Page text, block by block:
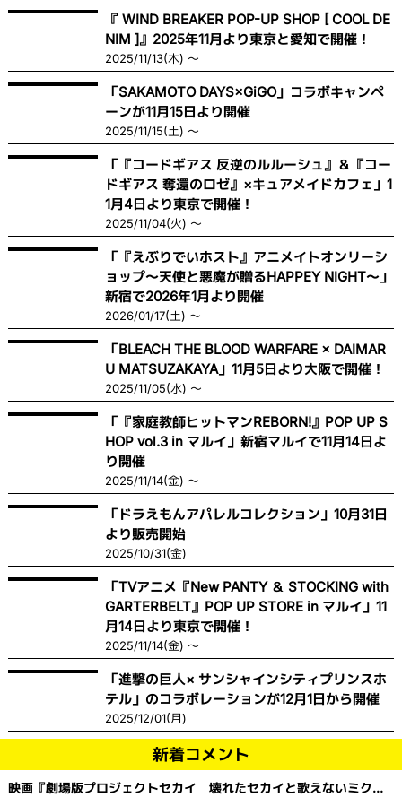
『 WIND BREAKER POP-UP SHOP [ COOL DE
NIM ]』2025年11月より東京と愛知で開催！
2025/11/13(木) ～
「SAKAMOTO DAYS×GiGO」コラボキャンペ
ーンが11月15日より開催
2025/11/15(土) ～
「『コードギアス 反逆のルルーシュ』＆『コー
ドギアス 奪還のロゼ』×キュアメイドカフェ」1
1月4日より東京で開催！
2025/11/04(火) ～
「『えぶりでいホスト』アニメイトオンリーシ
ョップ〜天使と悪魔が贈るHAPPEY NIGHT〜」
新宿で2026年1月より開催
2026/01/17(土) ～
「BLEACH THE BLOOD WARFARE × DAIMAR
U MATSUZAKAYA」11月5日より大阪で開催！
2025/11/05(水) ～
「『家庭教師ヒットマンREBORN!』POP UP S
HOP vol.3 in マルイ」新宿マルイで11月14日よ
り開催
2025/11/14(金) ～
「ドラえもんアパレルコレクション」10月31日
より販売開始
2025/10/31(金)
「TVアニメ『New PANTY ＆ STOCKING with
GARTERBELT』POP UP STORE in マルイ」11
月14日より東京で開催！
2025/11/14(金) ～
「進撃の巨人× サンシャインシティプリンスホ
テル」のコラボレーションが12月1日から開催
2025/12/01(月)
新着コメント
映画『劇場版プロジェクトセカイ 壊れたセカイと歌えないミク』